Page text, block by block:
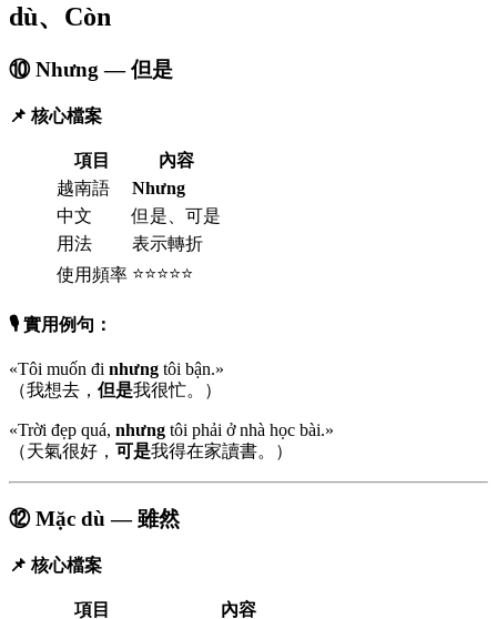
dù、Còn
⑩ Nhưng — 但是
📌 核心檔案
項目
內容
越南語
Nhưng
中文
但是、可是
用法
表示轉折
使用頻率 ⭐⭐⭐⭐⭐
🎙️ 實用例句：
«Tôi muốn đi nhưng tôi bận.»
（我想去， 但是我很忙。）
«Trời đẹp quá, nhưng tôi phải ở nhà học bài.»
（天氣很好， 可是我得在家讀書。）
⑫ Mặc dù — 雖然
📌 核心檔案
項目 內容